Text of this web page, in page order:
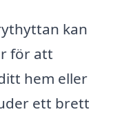
kan
för att
hem eller
ett brett